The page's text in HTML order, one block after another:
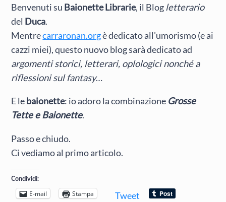
Benvenuti su Baionette Librarie, il Blog letterario
del Duca.
Mentrecarraronan.orgè dedicato all’umorismo (e ai
cazzi miei), questo nuovo blog sarà dedicato ad
argomenti storici, letterari, oplologici nonché a
riflessioni sul fantasy…
E lebaionette: io adoro la combinazione Grosse
Tette e Baionette.
Passo e chiudo.
Ci vediamo al primo articolo.
Condividi:
E-mail Stampa Tweet